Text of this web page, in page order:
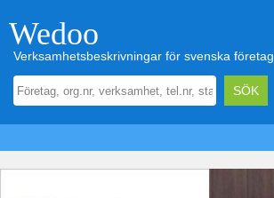
Wedoo
Verksamhetsbeskrivningar för svenska företag